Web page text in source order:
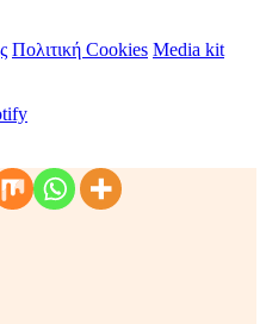
Πολιτική Cookies Media kit